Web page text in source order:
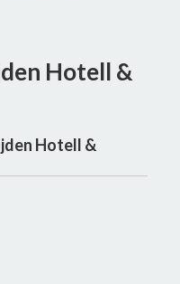
Hotell &
Hotell &